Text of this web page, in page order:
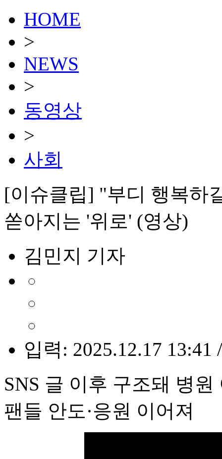
HOME
>
NEWS
>
동영상
>
사회
[이슈클립] "부디 행복하
쏟아지는 '위로' (영상)
김민지 기자
입력: 2025.12.17 13:41
SNS 글 이후 구조돼 병
팬들 안도·응원 이어져